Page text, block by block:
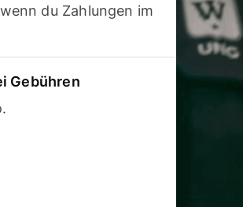
du Zahlungen im
Gebühren